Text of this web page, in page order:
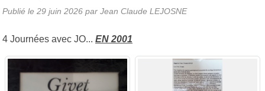
Publié le 29 juin 2026 par Jean Claude LEJOSNE
4 Journées avec JO... EN 2001